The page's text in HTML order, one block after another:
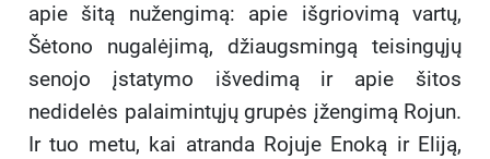
apie šitą nužengimą: apie išgriovimą vartų,
Šėtono nugalėjimą, džiaugsmingą teisingųjų
senojo įstatymo išvedimą ir apie šitos
nedidelės palaimintųjų grupės įžengimą Rojun.
Ir tuo metu, kai atranda Rojuje Enoką ir Eliją,